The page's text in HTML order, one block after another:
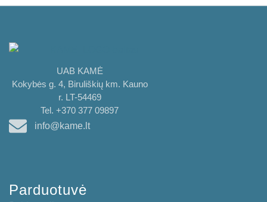
UAB KAMĖ
Kokybės g. 4, Biruliškių km. Kauno
r. LT-54469
Tel. +370 377 09897
info@kame.lt
Parduotuvė